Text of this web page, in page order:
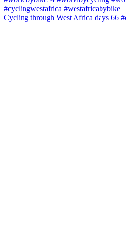
Cycling through West Africa days 66